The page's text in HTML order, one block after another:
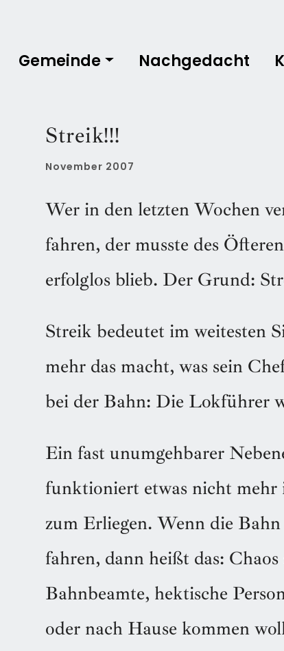
Gemeinde Nachgedacht
Streik!!!
November 2007
Wer in den letzten Wochen
fahren, der musste des
erfolglos blieb. Der Grund:
Streik bedeutet im weitesten
mehr das macht, was sein
bei der Bahn: Die Lokführer
Ein fast unumgehbarer
funktioniert etwas nicht mehr
zum Erliegen. Wenn die
fahren, dann heißt das:
Bahnbeamte, hektische
oder nach Hause kommen